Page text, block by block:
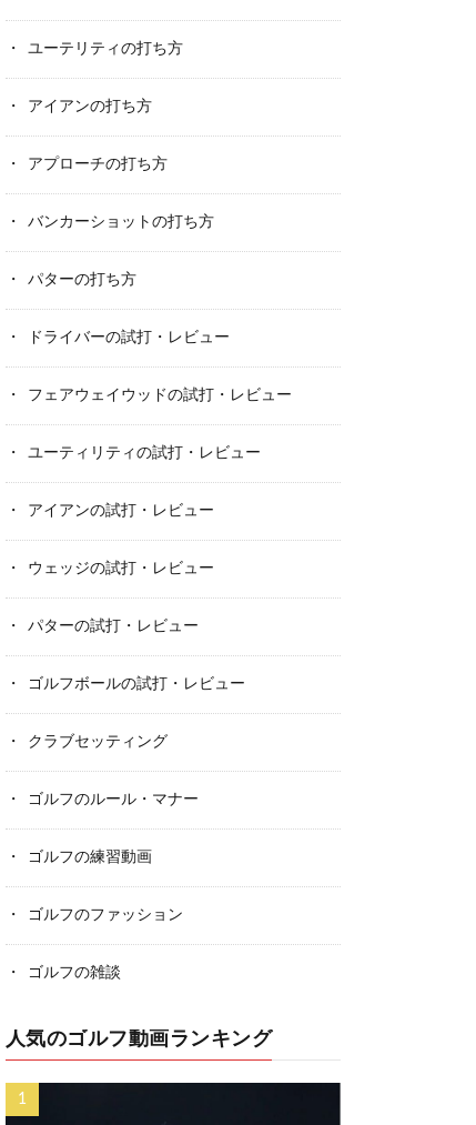
ユーテリティの打ち方
アイアンの打ち方
アプローチの打ち方
バンカーショットの打ち方
パターの打ち方
ドライバーの試打・レビュー
フェアウェイウッドの試打・レビュー
ユーティリティの試打・レビュー
アイアンの試打・レビュー
ウェッジの試打・レビュー
パターの試打・レビュー
ゴルフボールの試打・レビュー
クラブセッティング
ゴルフのルール・マナー
ゴルフの練習動画
ゴルフのファッション
ゴルフの雑談
人気のゴルフ動画ランキング